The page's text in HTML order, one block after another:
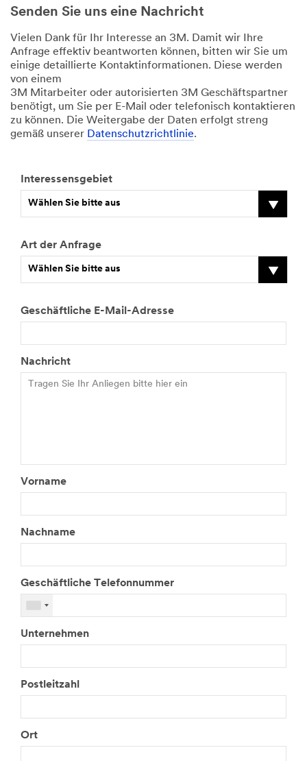
Senden Sie uns eine Nachricht
Vielen Dank für Ihr Interesse an 3M. Damit wir Ihre
Anfrage effektiv beantworten können, bitten wir Sie um
einige detaillierte Kontaktinformationen. Diese werden
von einem
3M Mitarbeiter oder autorisierten 3M Geschäftspartner
benötigt, um Sie per E-Mail oder telefonisch kontaktieren
zu können. Die Weitergabe der Daten erfolgt streng
gemäß unserer Datenschutzrichtlinie.
Interessensgebiet
Wählen Sie bitte aus
Art der Anfrage
Wählen Sie bitte aus
Geschäftliche E-Mail-Adresse
Nachricht
Vorname
Nachname
Geschäftliche Telefonnummer
Unternehmen
Postleitzahl
Ort